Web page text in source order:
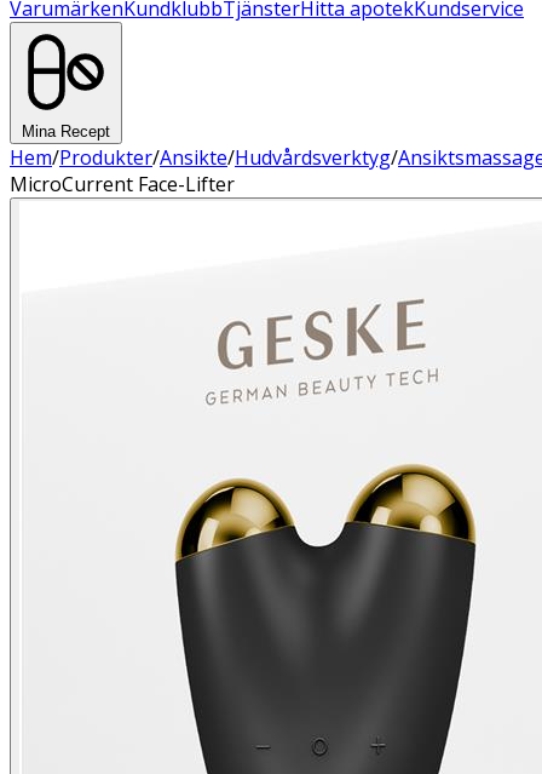
VarumärkenKundklubbTjänsterHitta apotekKundservice
Mina Recept
Hem/Produkter/Ansikte/Hudvårdsverktyg/
MicroCurrent Face-Lifter